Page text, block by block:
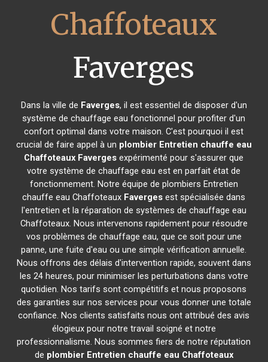
Chaffoteaux
Faverges
Dans la ville de Faverges, il est essentiel de disposer d'un
système de chauffage eau fonctionnel pour profiter d'un
confort optimal dans votre maison. C'est pourquoi il est
crucial de faire appel à un plombier Entretien chauffe eau
Chaffoteaux Faverges expérimenté pour s'assurer que
votre système de chauffage eau est en parfait état de
fonctionnement. Notre équipe de plombiers Entretien
chauffe eau Chaffoteaux Faverges est spécialisée dans
l'entretien et la réparation de systèmes de chauffage eau
Chaffoteaux. Nous intervenons rapidement pour résoudre
vos problèmes de chauffage eau, que ce soit pour une
panne, une fuite d'eau ou une simple vérification annuelle.
Nous offrons des délais d'intervention rapide, souvent dans
les 24 heures, pour minimiser les perturbations dans votre
quotidien. Nos tarifs sont compétitifs et nous proposons
des garanties sur nos services pour vous donner une totale
confiance. Nos clients satisfaits nous ont attribué des avis
élogieux pour notre travail soigné et notre
professionnalisme. Nous sommes fiers de notre réputation
de plombier Entretien chauffe eau Chaffoteaux